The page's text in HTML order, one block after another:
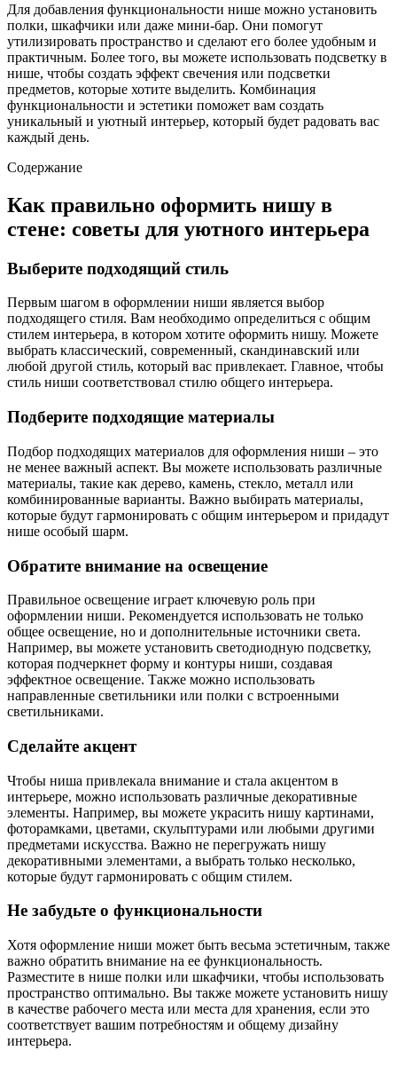
Для добавления функциональности нише можно установить
полки, шкафчики или даже мини-бар. Они помогут
утилизировать пространство и сделают его более удобным и
практичным. Более того, вы можете использовать подсветку в
нише, чтобы создать эффект свечения или подсветки
предметов, которые хотите выделить. Комбинация
функциональности и эстетики поможет вам создать
уникальный и уютный интерьер, который будет радовать вас
каждый день.
Содержание
Как правильно оформить нишу в
стене: советы для уютного интерьера
Выберите подходящий стиль
Первым шагом в оформлении ниши является выбор
подходящего стиля. Вам необходимо определиться с общим
стилем интерьера, в котором хотите оформить нишу. Можете
выбрать классический, современный, скандинавский или
любой другой стиль, который вас привлекает. Главное, чтобы
стиль ниши соответствовал стилю общего интерьера.
Подберите подходящие материалы
Подбор подходящих материалов для оформления ниши – это
не менее важный аспект. Вы можете использовать различные
материалы, такие как дерево, камень, стекло, металл или
комбинированные варианты. Важно выбирать материалы,
которые будут гармонировать с общим интерьером и придадут
нише особый шарм.
Обратите внимание на освещение
Правильное освещение играет ключевую роль при
оформлении ниши. Рекомендуется использовать не только
общее освещение, но и дополнительные источники света.
Например, вы можете установить светодиодную подсветку,
которая подчеркнет форму и контуры ниши, создавая
эффектное освещение. Также можно использовать
направленные светильники или полки с встроенными
светильниками.
Сделайте акцент
Чтобы ниша привлекала внимание и стала акцентом в
интерьере, можно использовать различные декоративные
элементы. Например, вы можете украсить нишу картинами,
фоторамками, цветами, скульптурами или любыми другими
предметами искусства. Важно не перегружать нишу
декоративными элементами, а выбрать только несколько,
которые будут гармонировать с общим стилем.
Не забудьте о функциональности
Хотя оформление ниши может быть весьма эстетичным, также
важно обратить внимание на ее функциональность.
Разместите в нише полки или шкафчики, чтобы использовать
пространство оптимально. Вы также можете установить нишу
в качестве рабочего места или места для хранения, если это
соответствует вашим потребностям и общему дизайну
интерьера.